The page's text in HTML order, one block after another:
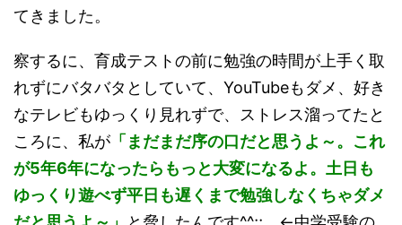
てきました。
察するに、育成テストの前に勉強の時間が上手く取
れずにバタバタとしていて、YouTubeもダメ、好き
なテレビもゆっくり見れずで、ストレス溜ってたと
ころに、私が 「まだまだ序の口だと思うよ～。これ
が5年6年になったらもっと大変になるよ。土日も
ゆっくり遊べず平日も遅くまで勉強しなくちゃダメ